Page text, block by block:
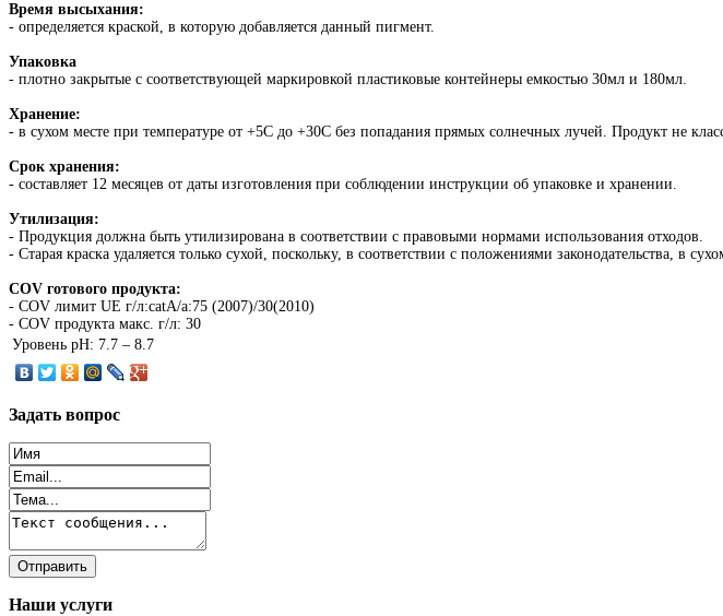
Время высыхания:
- определяется краской, в которую добавляется данный пигмент.
Упаковка
- плотно закрытые с соответствующей маркировкой пластиковые контейнеры емкостью 30мл и 180мл.
Хранение:
- в сухом месте при температуре от +5C до +30C без попадания прямых солнечных лучей. Продукт не
Срок хранения:
- составляет 12 месяцев от даты изготовления при соблюдении инструкции об упаковке и хранении.
Утилизация:
- Продукция должна быть утилизирована в соответствии с правовыми нормами использования отходов.
- Старая краска удаляется только сухой, поскольку, в соответствии с положениями законодательства, в
COV готового продукта:
- COV лимит UE г/л:catA/a:75 (2007)/30(2010)
- COV продукта макс. г/л: 30
Уровень pH: 7.7 – 8.7
Задать вопрос
Наши услуги